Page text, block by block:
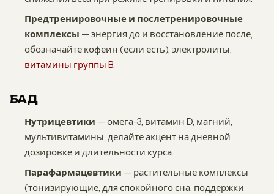
Предтренировочные и послетренировочные
комплексы — энергия до и восстановление после,
обозначайте кофеин (если есть), электролиты,
витамины группы B.
БАД
Нутрицевтики — омега-3, витамин D, магний,
мультивитамины; делайте акцент на дневной
дозировке и длительности курса.
Парафармацевтики — растительные комплексы
(тонизирующие, для спокойного сна, поддержки